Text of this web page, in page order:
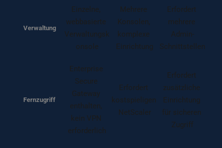
Verwaltung
Einzelne,
webbasierte
Verwaltungsk
onsole
Mehrere
Konsolen,
komplexe
Einrichtung
Erfordert
mehrere
Admin-
Schnittstellen
Fernzugriff
Enterprise
Secure
Gateway
enthalten,
kein VPN
erforderlich
Erfordert
kostspieligen
NetScaler
Erfordert
zusätzliche
Einrichtung
für sicheren
Zugriff